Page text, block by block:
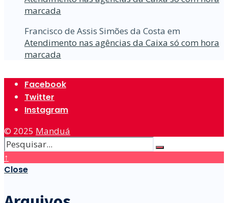
marcada
Francisco de Assis Simões da Costa em
Atendimento nas agências da Caixa só com hora
marcada
Facebook
Twitter
Instagram
© 2025 Manduá
↑
Close